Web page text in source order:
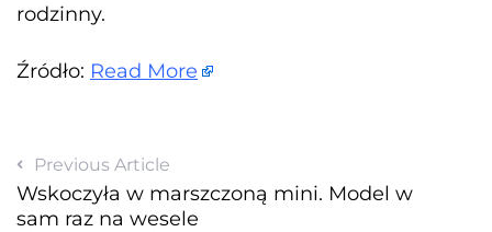
rodzinny.
Źródło: Read More
Previous Article
Wskoczyła w marszczoną mini. Model w
sam raz na wesele